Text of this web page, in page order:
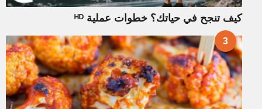
كيف تنجح في حياتك؟ خطوات عملية ᴴᴰ
3